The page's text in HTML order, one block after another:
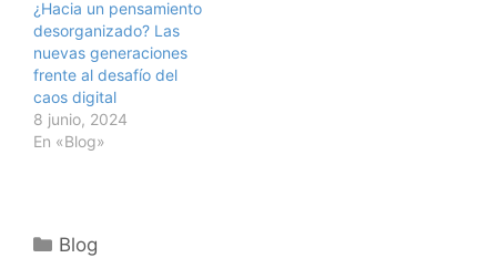
¿Hacia un pensamiento
desorganizado? Las
nuevas generaciones
frente al desafío del
caos digital
8 junio, 2024
En «Blog»
Categorías
Blog